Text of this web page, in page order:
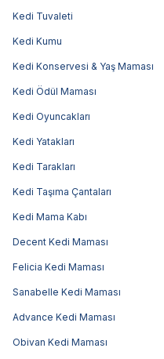
Kedi Tuvaleti
Kedi Kumu
Kedi Konservesi & Yaş Maması
Kedi Ödül Maması
Kedi Oyuncakları
Kedi Yatakları
Kedi Tarakları
Kedi Taşıma Çantaları
Kedi Mama Kabı
Decent Kedi Maması
Felicia Kedi Maması
Sanabelle Kedi Maması
Advance Kedi Maması
Obivan Kedi Maması